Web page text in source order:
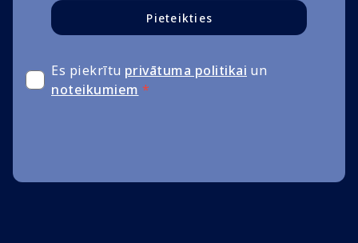
Pieteikties
Es piekrītu privātuma politikai un
noteikumiem *